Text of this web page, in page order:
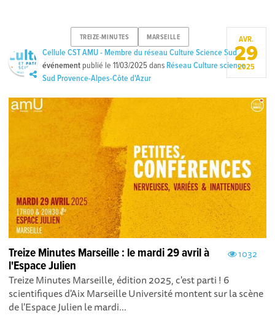
TREIZE-MINUTES MARSEILLE
Cellule CST AMU - Membre du réseau Culture Science Sud
événement publié le11/03/2025dans Réseau Culture science
Sud Provence-Alpes-Côte d'Azur
AVR.
29
2025
1032
Treize Minutes Marseille : le mardi 29 avril à
l'Espace Julien
Treize Minutes Marseille, édition 2025, c'est parti ! 6
scientifiques d'Aix Marseille Université montent sur la scène
de l'Espace Julien le mardi...